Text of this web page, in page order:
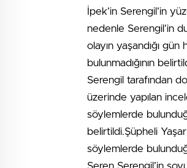
İpek’in Serengil’in
nedenle Serengil’in
olayın yaşandığı
bulunmadığının
Serengil tarafından
üzerinde yapılan
söylemlerde
belirtildi.Şüpheli
söylemlerde
Seren Serengil’in